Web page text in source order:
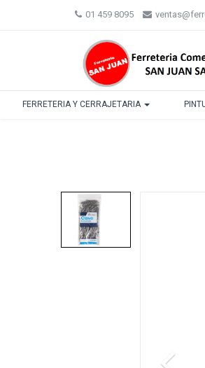
01 459 8095
FERRETERIA Y CERRAJETARIA